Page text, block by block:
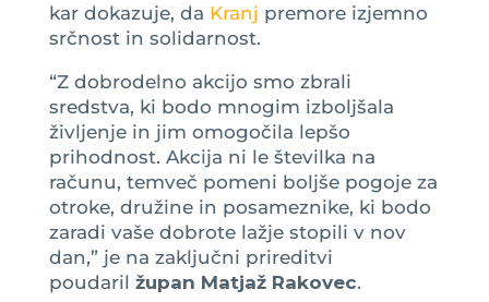
kar dokazuje, da Kranj premore izjemno
srčnost in solidarnost.
“Z dobrodelno akcijo smo zbrali
sredstva, ki bodo mnogim izboljšala
življenje in jim omogočila lepšo
prihodnost. Akcija ni le številka na
računu, temveč pomeni boljše pogoje za
otroke, družine in posameznike, ki bodo
zaradi vaše dobrote lažje stopili v nov
dan,” je na zaključni prireditvi
poudaril župan Matjaž Rakovec.